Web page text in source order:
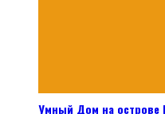
Умный Дом на острове